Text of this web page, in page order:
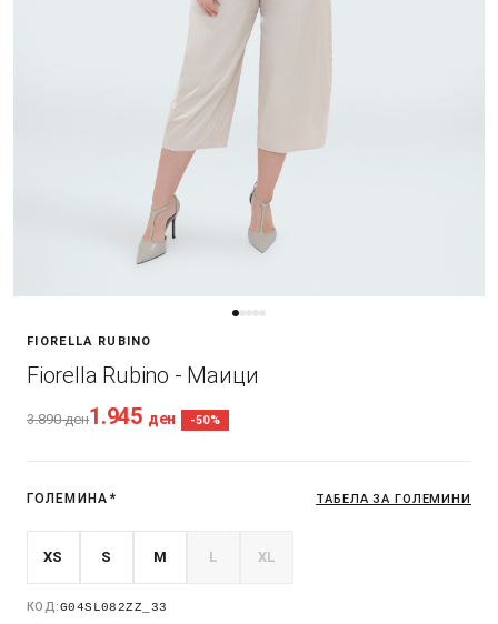
FIORELLA RUBINO
Fiorella Rubino - Маици
3.890ден1.945 ден -50%
ГОЛЕМИНА * ТАБЕЛА ЗА ГОЛЕМИНИ
XS S M L XL
КОД:G04SL082ZZ_33